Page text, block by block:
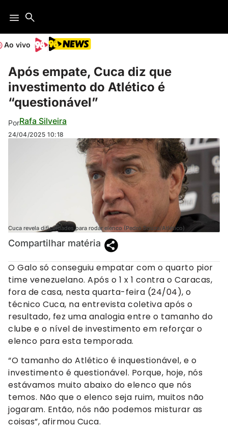
Ao vivo
Após empate, Cuca diz que
investimento do Atlético é
“questionável”
PorRafa Silveira
24/04/2025 10:18
Cuca revela dificuldades para rodar elenco (Pedro Souza/Atlético)
Compartilhar matéria
O Galo só conseguiu empatar com o quarto pior
time venezuelano. Após o 1 x 1 contra o Caracas,
fora de casa, nesta quarta-feira (24/04), o
técnico Cuca, na entrevista coletiva após o
resultado, fez uma analogia entre o tamanho do
clube e o nível de investimento em reforçar o
elenco para esta temporada.
“O tamanho do Atlético é inquestionável, e o
investimento é questionável. Porque, hoje, nós
estávamos muito abaixo do elenco que nós
temos. Não que o elenco seja ruim, muitos não
jogaram. Então, nós não podemos misturar as
coisas”, afirmou Cuca.